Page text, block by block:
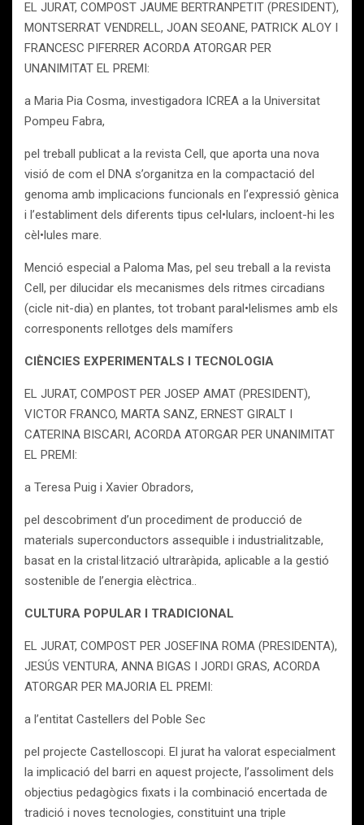
EL JURAT, COMPOST JAUME BERTRANPETIT (PRESIDENT),
MONTSERRAT VENDRELL, JOAN SEOANE, PATRICK ALOY I
FRANCESC PIFERRER ACORDA ATORGAR PER
UNANIMITAT EL PREMI:
a Maria Pia Cosma, investigadora ICREA a la Universitat
Pompeu Fabra,
pel treball publicat a la revista Cell, que aporta una nova
visió de com el DNA s’organitza en la compactació del
genoma amb implicacions funcionals en l’expressió gènica
i l’establiment dels diferents tipus cel•lulars, incloent-hi les
cèl•lules mare.
Menció especial a Paloma Mas, pel seu treball a la revista
Cell, per dilucidar els mecanismes dels ritmes circadians
(cicle nit-dia) en plantes, tot trobant paral•lelismes amb els
corresponents rellotges dels mamífers
CIÈNCIES EXPERIMENTALS I TECNOLOGIA
EL JURAT, COMPOST PER JOSEP AMAT (PRESIDENT),
VICTOR FRANCO, MARTA SANZ, ERNEST GIRALT I
CATERINA BISCARI, ACORDA ATORGAR PER UNANIMITAT
EL PREMI:
a Teresa Puig i Xavier Obradors,
pel descobriment d’un procediment de producció de
materials superconductors assequible i industrialitzable,
basat en la cristal·lització ultraràpida, aplicable a la gestió
sostenible de l’energia elèctrica..
CULTURA POPULAR I TRADICIONAL
EL JURAT, COMPOST PER JOSEFINA ROMA (PRESIDENTA),
JESÚS VENTURA, ANNA BIGAS I JORDI GRAS, ACORDA
ATORGAR PER MAJORIA EL PREMI:
a l’entitat Castellers del Poble Sec
pel projecte Castelloscopi. El jurat ha valorat especialment
la implicació del barri en aquest projecte, l’assoliment dels
objectius pedagògics fixats i la combinació encertada de
tradició i noves tecnologies, constituint una triple